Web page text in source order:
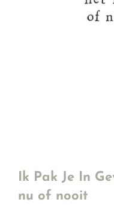
Ik Pak Je In
nu of nooit